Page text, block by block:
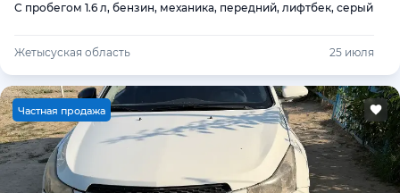
С пробегом 1.6 л, бензин, механика, передний, лифтбек, серый
Жетысуская область 25 июля
Частная продажа